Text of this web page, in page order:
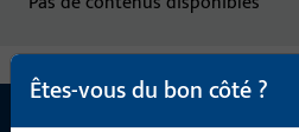
Êtes-vous du bon côté ?